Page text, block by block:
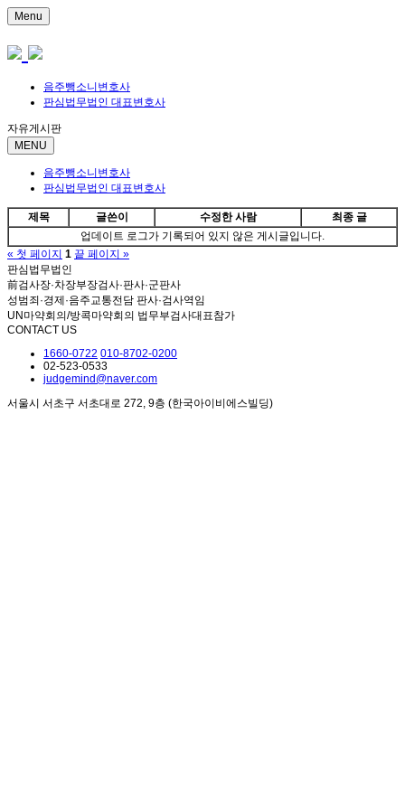
Menu
음주뺑소니변호사
판심법무법인 대표변호사
자유게시판
MENU
음주뺑소니변호사
판심법무법인 대표변호사
제목 글쓴이 수정한 사람
최종 글
업데이트 로그가 기록되어 있지 않은 게시글입니다.
« 첫 페이지 1 끝 페이지 »
판심법무법인
前검사장·차장부장검사·판사·군판사
성범죄·경제·음주교통전담 판사·검사역임
UN마약회의/방콕마약회의 법무부검사대표참가
CONTACT US
1660-0722 010-8702-0200
02-523-0533
judgemind@naver.com
서울시 서초구 서초대로 272, 9층 (한국아이비에스빌딩)